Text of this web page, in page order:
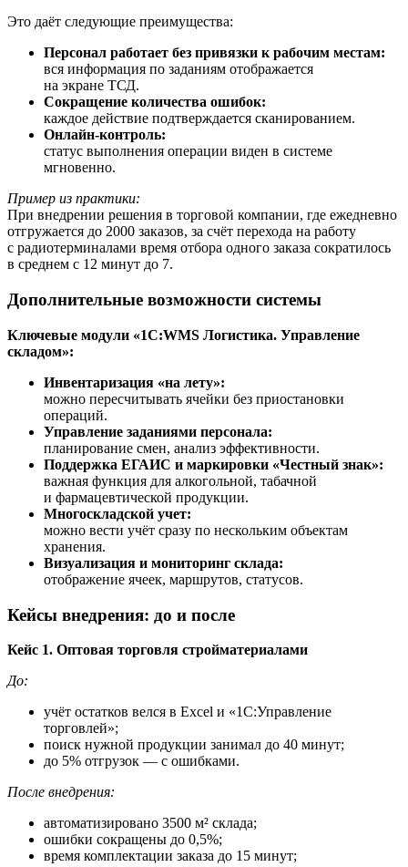
Это даёт следующие преимущества:
Персонал работает без привязки к рабочим местам:
вся информация по заданиям отображается
на экране ТСД.
Сокращение количества ошибок:
каждое действие подтверждается сканированием.
Онлайн-контроль:
статус выполнения операции виден в системе
мгновенно.
Пример из практики:
При внедрении решения в торговой компании, где ежедневно
отгружается до 2000 заказов, за счёт перехода на работу
с радиотерминалами время отбора одного заказа сократилось
в среднем с 12 минут до 7.
Дополнительные возможности системы
Ключевые модули «1С:WMS Логистика. Управление
складом»:
Инвентаризация «на лету»:
можно пересчитывать ячейки без приостановки
операций.
Управление заданиями персонала:
планирование смен, анализ эффективности.
Поддержка ЕГАИС и маркировки «Честный знак»:
важная функция для алкогольной, табачной
и фармацевтической продукции.
Многоскладской учет:
можно вести учёт сразу по нескольким объектам
хранения.
Визуализация и мониторинг склада:
отображение ячеек, маршрутов, статусов.
Кейсы внедрения: до и после
Кейс 1. Оптовая торговля стройматериалами
До:
учёт остатков велся в Excel и «1С:Управление
торговлей»;
поиск нужной продукции занимал до 40 минут;
до 5% отгрузок — с ошибками.
После внедрения:
автоматизировано 3500 м² склада;
ошибки сокращены до 0,5%;
время комплектации заказа до 15 минут;